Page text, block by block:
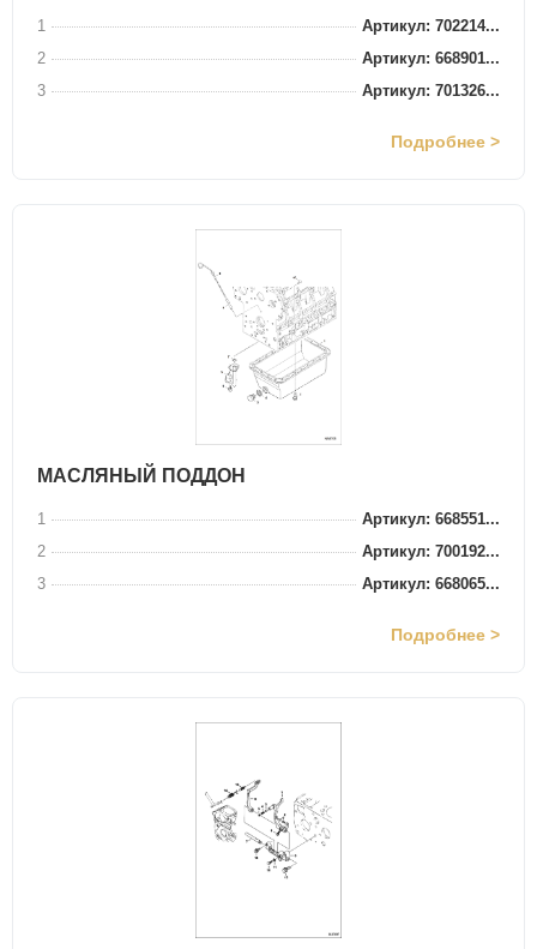
1
Артикул: 702214...
2
Артикул: 668901...
3
Артикул: 701326...
Подробнее >
МАСЛЯНЫЙ ПОДДОН
1
Артикул: 668551...
2
Артикул: 700192...
3
Артикул: 668065...
Подробнее >